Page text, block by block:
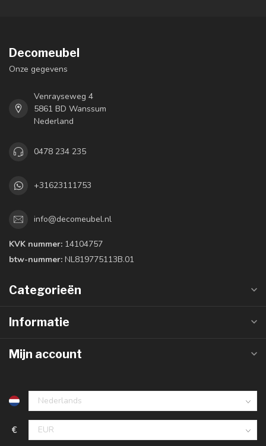
Decomeubel
Onze gegevens
Venrayseweg 4
5861 BD Wanssum
Nederland
0478 234 235
+31623111753
info@decomeubel.nl
KVK nummer: 14104757
btw-nummer: NL819775113B.01
Categorieën
Informatie
Mijn account
€